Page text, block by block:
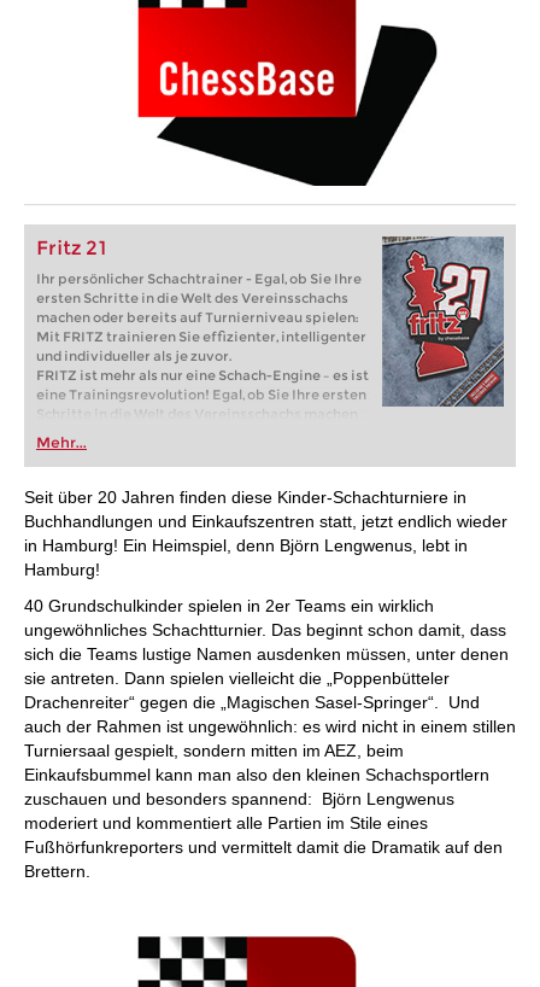
Fritz 21
Ihr persönlicher Schachtrainer - Egal, ob Sie Ihre
ersten Schritte in die Welt des Vereinsschachs
machen oder bereits auf Turnierniveau spielen:
Mit FRITZ trainieren Sie effizienter, intelligenter
und individueller als je zuvor.
FRITZ ist mehr als nur eine Schach-Engine – es ist
eine Trainingsrevolution! Egal, ob Sie Ihre ersten
Schritte in die Welt des Vereinsschachs machen
oder bereits auf Turnierniveau spielen: Mit
FRITZ trainieren Sie effizienter, intelligenter und
individueller als je zuvor.
Mehr...
Seit über 20 Jahren finden diese Kinder-Schachturniere in
Buchhandlungen und Einkaufszentren statt, jetzt endlich wieder
in Hamburg! Ein Heimspiel, denn Björn Lengwenus, lebt in
Hamburg!
40 Grundschulkinder spielen in 2er Teams ein wirklich
ungewöhnliches Schachtturnier. Das beginnt schon damit, dass
sich die Teams lustige Namen ausdenken müssen, unter denen
sie antreten. Dann spielen vielleicht die „Poppenbütteler
Drachenreiter“ gegen die „Magischen Sasel-Springer“. Und
auch der Rahmen ist ungewöhnlich: es wird nicht in einem stillen
Turniersaal gespielt, sondern mitten im AEZ, beim
Einkaufsbummel kann man also den kleinen Schachsportlern
zuschauen und besonders spannend: Björn Lengwenus
moderiert und kommentiert alle Partien im Stile eines
Fußhörfunkreporters und vermittelt damit die Dramatik auf den
Brettern.